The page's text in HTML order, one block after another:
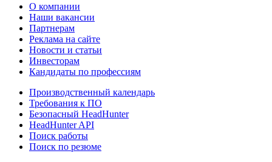
О компании
Наши вакансии
Партнерам
Реклама на сайте
Новости и статьи
Инвесторам
Кандидаты по профессиям
Производственный календарь
Требования к ПО
Безопасный HeadHunter
HeadHunter API
Поиск работы
Поиск по резюме